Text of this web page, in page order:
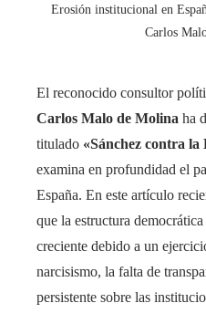
Erosión institucional en
Carlos
El reconocido consultor
Carlos Malo de Molina ha
titulado «Sánchez contra la
examina en profundidad el
España. En este artículo
que la estructura
creciente debido a un
narcisismo, la falta de
persistente sobre las